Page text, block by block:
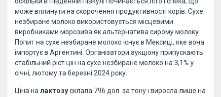
може вплинути на скорочення продуктивності корів. Сухе
незбиране молоко використовується місцевими
виробниками морозива як альтернатива сирому молоку.
Попит на сухе незбиране молоко існує в Мексиці, яке вона
імпортує в Аргентині. Організатори аукціону припускають
стабільний ріст цін на сухе незбиране молоко на 3,1% у
січні, лютому та березні 2024 року.
Ціна на лактозусклала 796 дол. за тону і виросла лише на